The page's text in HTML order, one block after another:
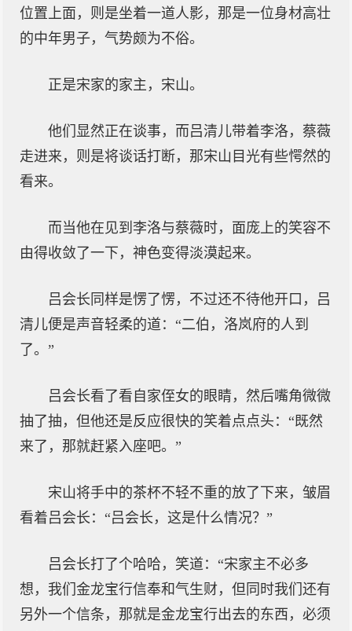
位置上面，则是坐着一道人影，那是一位身材高壮
的中年男子，气势颇为不俗。
正是宋家的家主，宋山。
他们显然正在谈事，而吕清儿带着李洛，蔡薇
走进来，则是将谈话打断，那宋山目光有些愕然的
看来。
而当他在见到李洛与蔡薇时，面庞上的笑容不
由得收敛了一下，神色变得淡漠起来。
吕会长同样是愣了愣，不过还不待他开口，吕
清儿便是声音轻柔的道：“二伯，洛岚府的人到
了。”
吕会长看了看自家侄女的眼睛，然后嘴角微微
抽了抽，但他还是反应很快的笑着点点头：“既然
来了，那就赶紧入座吧。”
宋山将手中的茶杯不轻不重的放了下来，皱眉
看着吕会长：“吕会长，这是什么情况？”
吕会长打了个哈哈，笑道：“宋家主不必多
想，我们金龙宝行信奉和气生财，但同时我们还有
另外一个信条，那就是金龙宝行出去的东西，必须